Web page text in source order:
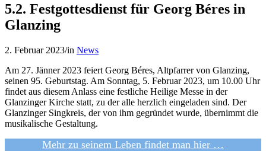
5.2. Festgottesdienst für Georg Béres in
Glanzing
2. Februar 2023/in News
Am 27. Jänner 2023 feiert Georg Béres, Altpfarrer von Glanzing,
seinen 95. Geburtstag. Am Sonntag, 5. Februar 2023, um 10.00 Uhr
findet aus diesem Anlass eine festliche Heilige Messe in der
Glanzinger Kirche statt, zu der alle herzlich eingeladen sind. Der
Glanzinger Singkreis, der von ihm gegründet wurde, übernimmt die
musikalische Gestaltung.
Mehr zu seinem Leben findet man hier …